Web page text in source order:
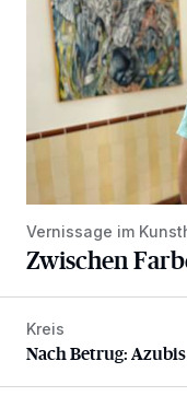
Vernissage im
Zwischen
Nach Betrug:
Kreis
Nach Betrug: